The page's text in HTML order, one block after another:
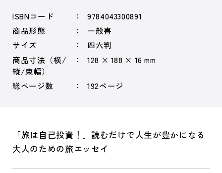
ISBNコード
9784043300891
商品形態
一般書
サイズ
四六判
商品寸法（横/
縦/束幅）
128 × 188 × 16 mm
総ページ数 192ページ
「旅は自己投資！」読むだけで人生が豊かになる
大人のための旅エッセイ